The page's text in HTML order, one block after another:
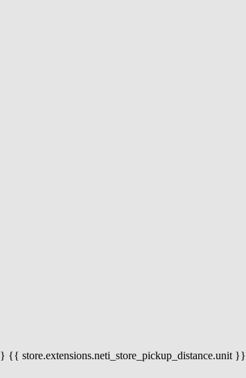
{{ store.extensions.neti_store_pickup_distance.unit }}